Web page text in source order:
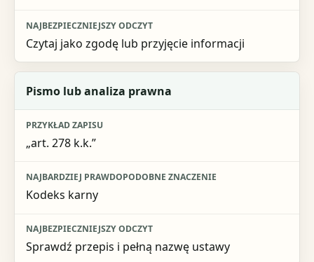
Czytaj jako zgodę lub przyjęcie informacji
Pismo lub analiza prawna
„art. 278 k.k.”
Kodeks karny
Sprawdź przepis i pełną nazwę ustawy